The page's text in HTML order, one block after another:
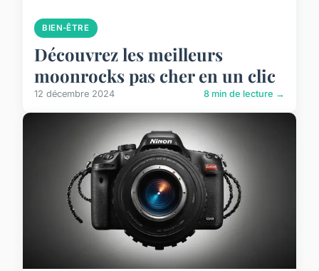
BIEN-ÊTRE
Découvrez les meilleurs
moonrocks pas cher en un clic
12 décembre 2024 8 min de lecture →